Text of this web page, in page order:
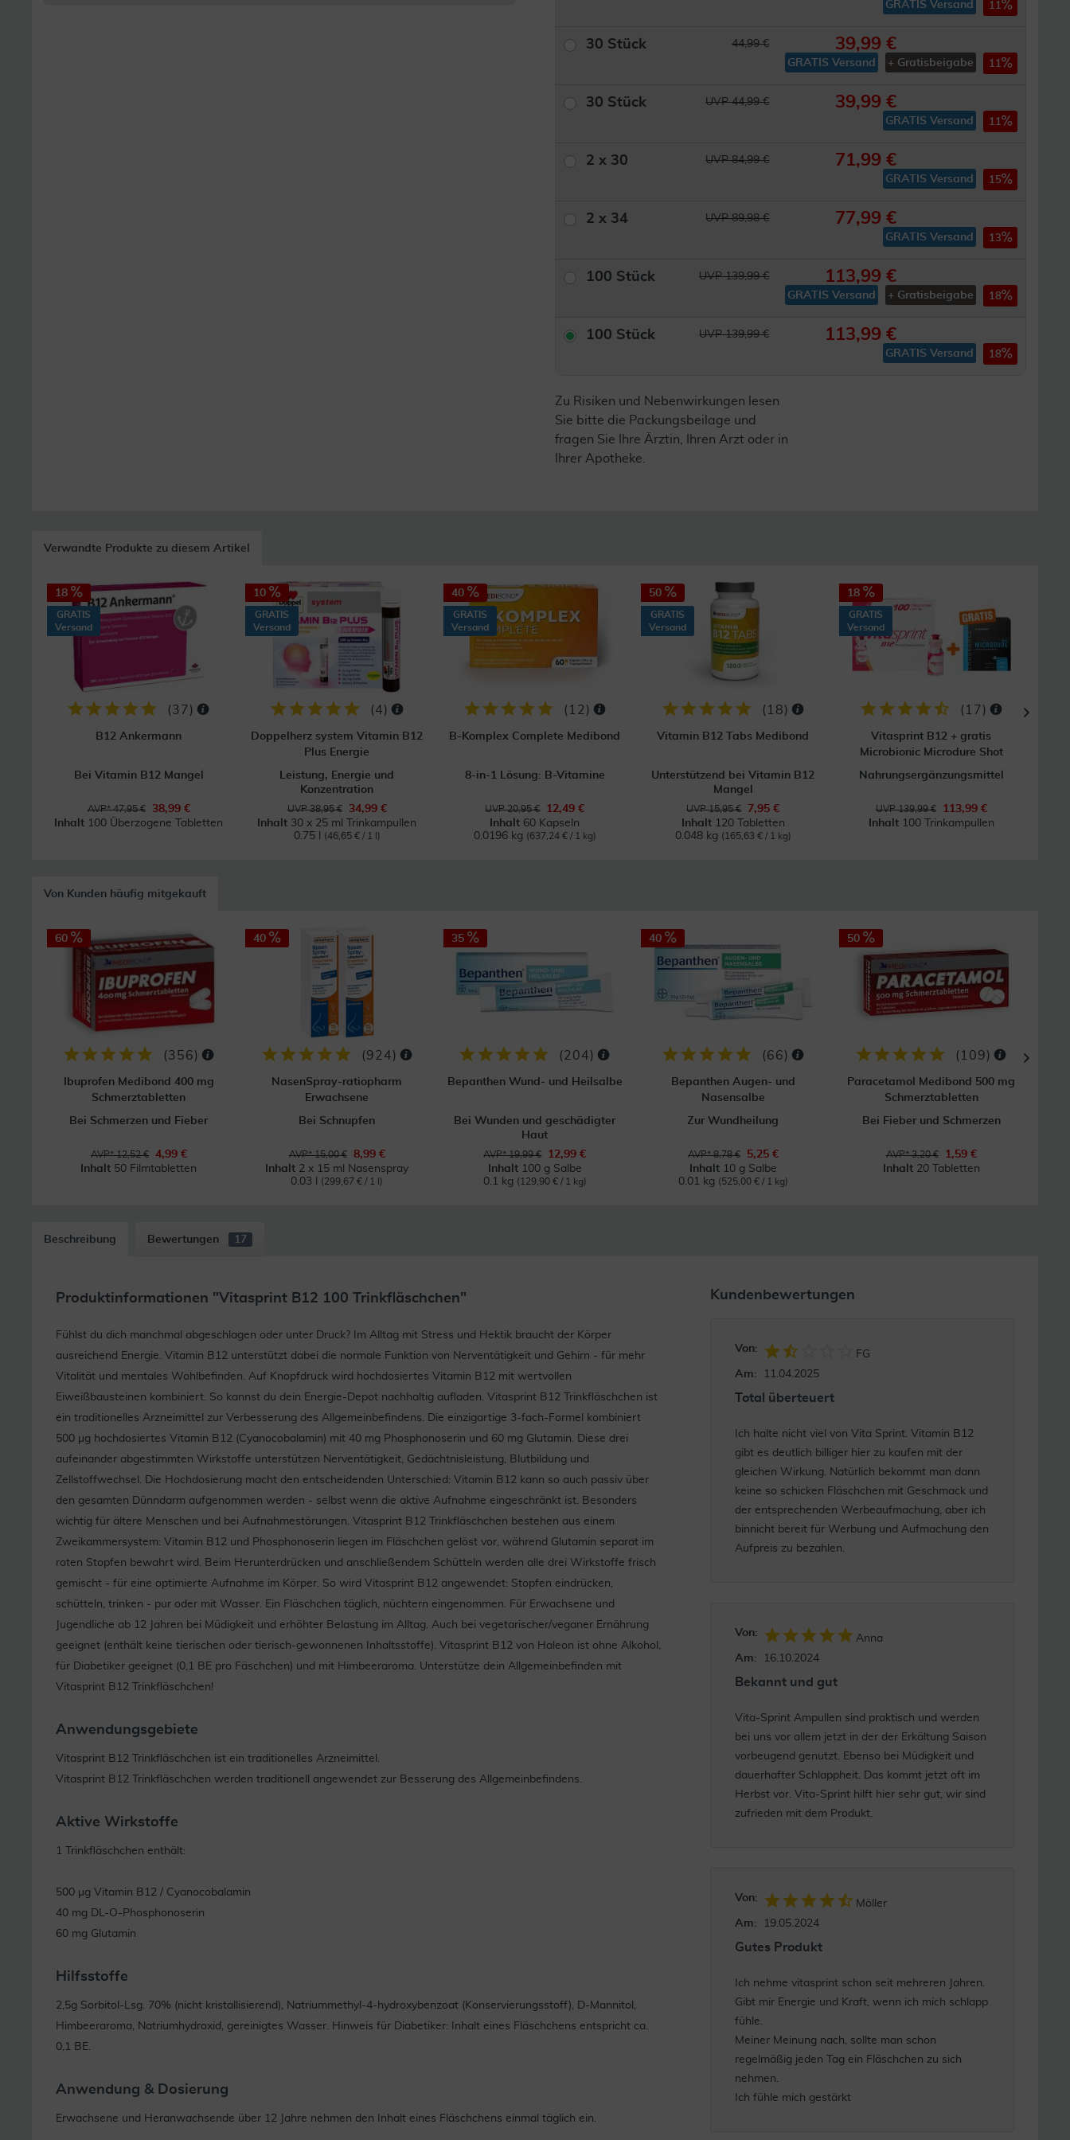
GRATIS Versand 11
30 Stück 44,99 € 39,99 €
GRATIS Versand + Gratisbeigabe 11
30 Stück UVP 44,99 € 39,99 €
GRATIS Versand 11
2 x 30 UVP 84,99 € 71,99 €
GRATIS Versand 15
2 x 34 UVP 89,98 € 77,99 €
GRATIS Versand 13
100 Stück UVP 139,99 € 113,99 €
GRATIS Versand + Gratisbeigabe 18
100 Stück UVP 139,99 € 113,99 €
GRATIS Versand 18
Zu Risiken und Nebenwirkungen lesen
Sie bitte die Packungsbeilage und
fragen Sie Ihre Ärztin, Ihren Arzt oder in
Ihrer Apotheke.
Verwandte Produkte zu diesem Artikel
18
GRATIS
Versand
(37 )
B12 Ankermann
Bei Vitamin B12 Mangel
AVP* 47,95 €
38,99 €
Inhalt 100 Überzogene Tabletten
10
GRATIS
Versand
(4)
Doppelherz system Vitamin B12
Plus Energie
Leistung, Energie und
Konzentration
UVP 38,95 €
34,99 €
Inhalt 30 x 25 ml Trinkampullen
0.75 l
(46,65 € / 1 l)
40
GRATIS
Versand
( 12 )
B-Komplex Complete Medibond
8-in-1 Lösung: B-Vitamine
UVP 20,95 €
12,49 €
Inhalt 60 Kapseln
0.0196 kg (637,24 € / 1 kg)
50
GRATIS
Versand
( 18)
Vitamin B12 Tabs Medibond
Unterstützend bei Vitamin B12
Mangel
UVP 15,95 €
7,95 €
Inhalt 120 Tabletten
0.048 kg (165,63 € / 1 kg)
18
GRATIS
Versand
( 17 )
Vitasprint B12 + gratis
Microbionic Microdure Shot
Nahrungsergänzungsmittel
UVP 139,99 €
113,99 €
Inhalt 100 Trinkampullen
Von Kunden häufig mitgekauft
60
(356)
Ibuprofen Medibond 400 mg
Schmerztabletten
Bei Schmerzen und Fieber
AVP* 12,52 €
4,99 €
Inhalt 50 Filmtabletten
40
(924)
NasenSpray-ratiopharm
Erwachsene
Bei Schnupfen
AVP* 15,00 €
8,99 €
Inhalt 2 x 15 ml Nasenspray
0.03 l
(299,67 € / 1 l)
35
(204)
Bepanthen Wund- und Heilsalbe
Bei Wunden und geschädigter
Haut
AVP* 19,99 €
12,99 €
Inhalt 100 g Salbe
0.1 kg (129,90 € / 1 kg)
40
(66)
Bepanthen Augen- und
Nasensalbe
Zur Wundheilung
AVP* 8,78 €
5,25 €
Inhalt 10 g Salbe
0.01 kg (525,00 € / 1 kg)
50
( 109)
Paracetamol Medibond 500 mg
Schmerztabletten
Bei Fieber und Schmerzen
AVP* 3,20 €
1,59 €
Inhalt 20 Tabletten
Beschreibung Bewertungen 17
Produktinformationen "Vitasprint B12 100 Trinkfläschchen"
Fühlst du dich manchmal abgeschlagen oder unter Druck? Im Alltag mit Stress und Hektik braucht der Körper
ausreichend Energie. Vitamin B12 unterstützt dabei die normale Funktion von Nerventätigkeit und Gehirn - für mehr
Vitalität und mentales Wohlbefinden. Auf Knopfdruck wird hochdosiertes Vitamin B12 mit wertvollen
Eiweißbausteinen kombiniert. So kannst du dein Energie-Depot nachhaltig aufladen. Vitasprint B12 Trinkfläschchen ist
ein traditionelles Arzneimittel zur Verbesserung des Allgemeinbefindens. Die einzigartige 3-fach-Formel kombiniert
500 µg hochdosiertes Vitamin B12 (Cyanocobalamin) mit 40 mg Phosphonoserin und 60 mg Glutamin. Diese drei
aufeinander abgestimmten Wirkstoffe unterstützen Nerventätigkeit, Gedächtnisleistung, Blutbildung und
Zellstoffwechsel. Die Hochdosierung macht den entscheidenden Unterschied: Vitamin B12 kann so auch passiv über
den gesamten Dünndarm aufgenommen werden - selbst wenn die aktive Aufnahme eingeschränkt ist. Besonders
wichtig für ältere Menschen und bei Aufnahmestörungen. Vitasprint B12 Trinkfläschchen bestehen aus einem
Zweikammersystem: Vitamin B12 und Phosphonoserin liegen im Fläschchen gelöst vor, während Glutamin separat im
roten Stopfen bewahrt wird. Beim Herunterdrücken und anschließendem Schütteln werden alle drei Wirkstoffe frisch
gemischt - für eine optimierte Aufnahme im Körper. So wird Vitasprint B12 angewendet: Stopfen eindrücken,
schütteln, trinken - pur oder mit Wasser. Ein Fläschchen täglich, nüchtern eingenommen. Für Erwachsene und
Jugendliche ab 12 Jahren bei Müdigkeit und erhöhter Belastung im Alltag. Auch bei vegetarischer/veganer Ernährung
geeignet (enthält keine tierischen oder tierisch-gewonnenen Inhaltsstoffe). Vitasprint B12 von Haleon ist ohne Alkohol,
für Diabetiker geeignet (0,1 BE pro Fäschchen) und mit Himbeeraroma. Unterstütze dein Allgemeinbefinden mit
Vitasprint B12 Trinkfläschchen!
Anwendungsgebiete
Vitasprint B12 Trinkfläschchen ist ein traditionelles Arzneimittel.
Vitasprint B12 Trinkfläschchen werden traditionell angewendet zur Besserung des Allgemeinbefindens.
Aktive Wirkstoffe
1 Trinkfläschchen enthält:
500 µg Vitamin B12 / Cyanocobalamin
40 mg DL-O-Phosphonoserin
60 mg Glutamin
Hilfsstoffe
2,5g Sorbitol-Lsg. 70% (nicht kristallisierend), Natriummethyl-4-hydroxybenzoat (Konservierungsstoff), D-Mannitol,
Himbeeraroma, Natriumhydroxid, gereinigtes Wasser. Hinweis für Diabetiker: Inhalt eines Fläschchens entspricht ca.
0,1 BE.
Anwendung & Dosierung
Erwachsene und Heranwachsende über 12 Jahre nehmen den Inhalt eines Fläschchens einmal täglich ein.
Kundenbewertungen
Von:
FG
Am:
11.04.2025
Total überteuert
Ich halte nicht viel von Vita Sprint. Vitamin B12
gibt es deutlich billiger hier zu kaufen mit der
gleichen Wirkung. Natürlich bekommt man dann
keine so schicken Fläschchen mit Geschmack und
der entsprechenden Werbeaufmachung, aber ich
binnicht bereit für Werbung und Aufmachung den
Aufpreis zu bezahlen.
Von:
Anna
Am:
16.10.2024
Bekannt und gut
Vita-Sprint Ampullen sind praktisch und werden
bei uns vor allem jetzt in der der Erkältung Saison
vorbeugend genutzt. Ebenso bei Müdigkeit und
dauerhafter Schlappheit. Das kommt jetzt oft im
Herbst vor. Vita-Sprint hilft hier sehr gut, wir sind
zufrieden mit dem Produkt.
Von:
Möller
Am:
19.05.2024
Gutes Produkt
Ich nehme vitasprint schon seit mehreren Jahren.
Gibt mir Energie und Kraft, wenn ich mich schlapp
fühle.
Meiner Meinung nach, sollte man schon
regelmäßig jeden Tag ein Fläschchen zu sich
nehmen.
Ich fühle mich gestärkt